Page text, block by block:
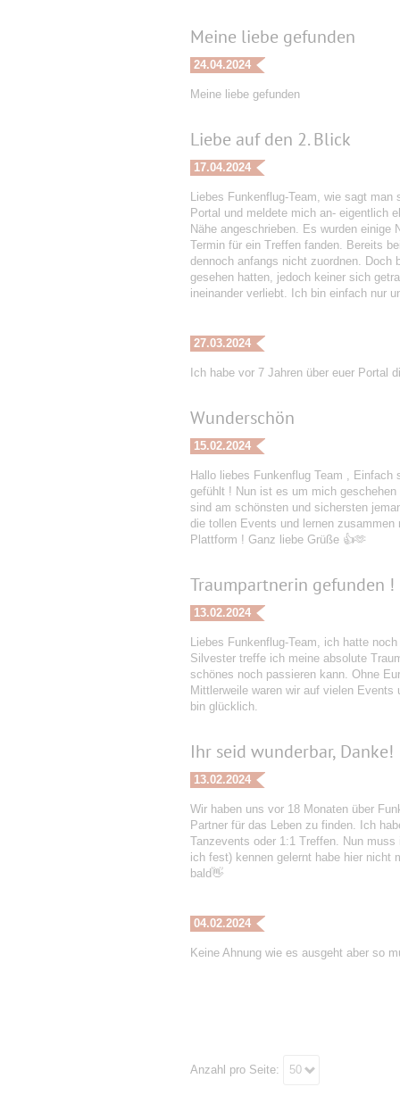
Meine liebe gefunden
24.04.2024
Meine liebe gefunden
Liebe auf den 2. Blick
17.04.2024
Liebes Funkenflug-Team, wie sagt
Portal und meldete mich an- eigentlich
Nähe angeschrieben. Es wurden
Termin für ein Treffen fanden. Bereits
dennoch anfangs nicht zuordnen.
gesehen hatten, jedoch keiner sich
ineinander verliebt. Ich bin einfach nur
27.03.2024
Ich habe vor 7 Jahren über euer Portal
Wunderschön
15.02.2024
Hallo liebes Funkenflug Team ,
gefühlt ! Nun ist es um mich
sind am schönsten und sichersten
die tollen Events und lernen
Plattform ! Ganz liebe Grüße 👍🫶
Traumpartnerin gefunden !
13.02.2024
Liebes Funkenflug-Team, ich hatte
Silvester treffe ich meine absolute
schönes noch passieren kann. Ohne
Mittlerweile waren wir auf vielen
bin glücklich.
Ihr seid wunderbar, Danke!
13.02.2024
Wir haben uns vor 18 Monaten über
Partner für das Leben zu finden. Ich
Tanzevents oder 1:1 Treffen. Nun
ich fest) kennen gelernt habe hier nicht
bald👋
04.02.2024
Keine Ahnung wie es ausgeht aber so
Anzahl pro Seite: 50